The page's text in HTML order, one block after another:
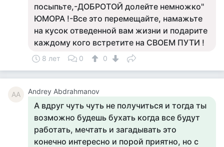
посыпьте,-ДОБРОТОЙ долейте немножко"
ЮМОРА !-Все это перемещайте, намажьте
на кусок отведенной вам жизни и подарите
каждому кого встретите на СВОЕМ ПУТИ !
8 лет 0 0
AA Andrey Abdrahmanov
А вдруг чуть чуть не получиться и тогда ты
возможно будешь бухать когда все будут
работать, мечтать и загадывать это
конечно интересно и порой приятно, но с